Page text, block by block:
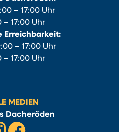
– 17:00 Uhr
– 17:00 Uhr
Erreichbarkeit:
– 17:00 Uhr
– 17:00 Uhr
MEDIEN
Dacheröden